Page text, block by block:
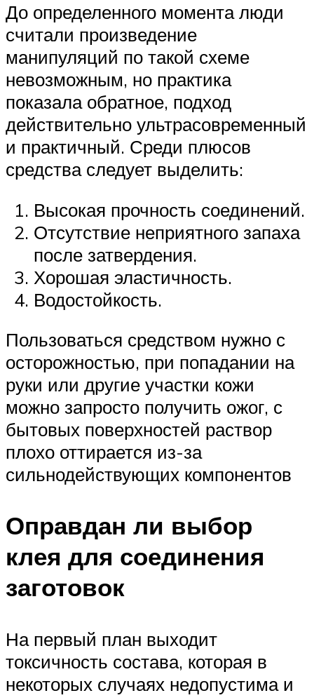
До определенного момента люди
считали произведение
манипуляций по такой схеме
невозможным, но практика
показала обратное, подход
действительно ультрасовременный
и практичный. Среди плюсов
средства следует выделить:
Высокая прочность соединений.
Отсутствие неприятного запаха
после затвердения.
Хорошая эластичность.
Водостойкость.
Пользоваться средством нужно с
осторожностью, при попадании на
руки или другие участки кожи
можно запросто получить ожог, с
бытовых поверхностей раствор
плохо оттирается из-за
сильнодействующих компонентов
Оправдан ли выбор
клея для соединения
заготовок
На первый план выходит
токсичность состава, которая в
некоторых случаях недопустима и